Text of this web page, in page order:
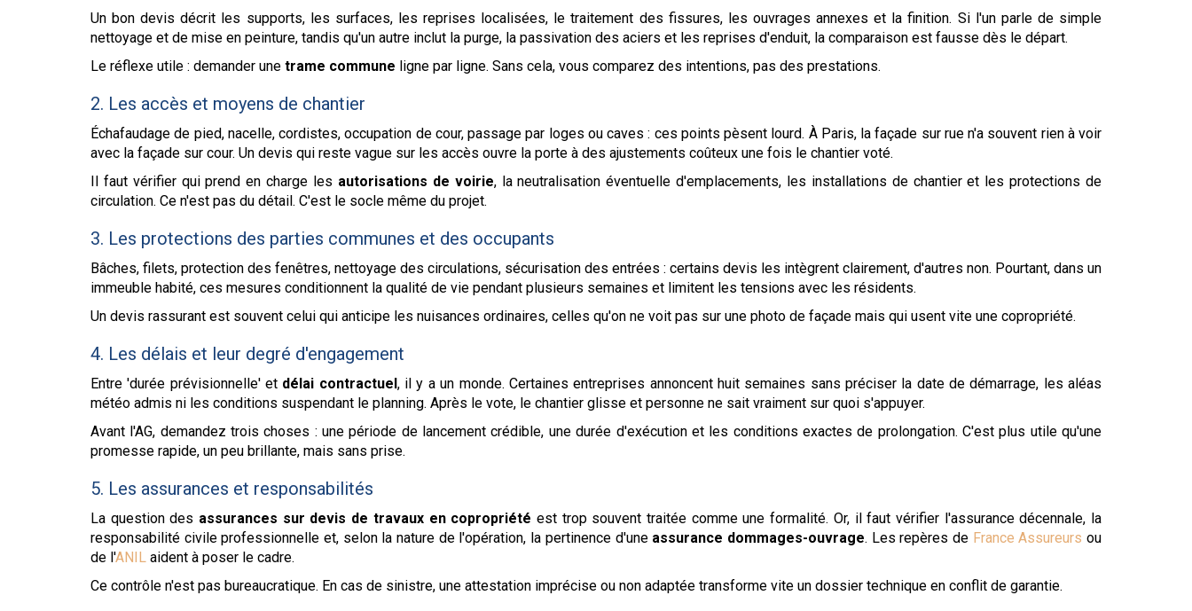
Un bon devis décrit les supports, les surfaces, les reprises localisées, le traitement des fissures, les ouvrages annexes et la finition. Si l'un parle de simple
nettoyage et de mise en peinture, tandis qu'un autre inclut la purge, la passivation des aciers et les reprises d'enduit, la comparaison est fausse dès le départ.
Le réflexe utile : demander une trame commune ligne par ligne. Sans cela, vous comparez des intentions, pas des prestations.
2. Les accès et moyens de chantier
Échafaudage de pied, nacelle, cordistes, occupation de cour, passage par loges ou caves : ces points pèsent lourd. À Paris, la façade sur rue n'a souvent rien à voir
avec la façade sur cour. Un devis qui reste vague sur les accès ouvre la porte à des ajustements coûteux une fois le chantier voté.
Il faut vérifier qui prend en charge les autorisations de voirie, la neutralisation éventuelle d'emplacements, les installations de chantier et les protections de
circulation. Ce n'est pas du détail. C'est le socle même du projet.
3. Les protections des parties communes et des occupants
Bâches, filets, protection des fenêtres, nettoyage des circulations, sécurisation des entrées : certains devis les intègrent clairement, d'autres non. Pourtant, dans un
immeuble habité, ces mesures conditionnent la qualité de vie pendant plusieurs semaines et limitent les tensions avec les résidents.
Un devis rassurant est souvent celui qui anticipe les nuisances ordinaires, celles qu'on ne voit pas sur une photo de façade mais qui usent vite une copropriété.
4. Les délais et leur degré d'engagement
Entre 'durée prévisionnelle' et délai contractuel, il y a un monde. Certaines entreprises annoncent huit semaines sans préciser la date de démarrage, les aléas
météo admis ni les conditions suspendant le planning. Après le vote, le chantier glisse et personne ne sait vraiment sur quoi s'appuyer.
Avant l'AG, demandez trois choses : une période de lancement crédible, une durée d'exécution et les conditions exactes de prolongation. C'est plus utile qu'une
promesse rapide, un peu brillante, mais sans prise.
5. Les assurances et responsabilités
La question des assurances sur devis de travaux en copropriété est trop souvent traitée comme une formalité. Or, il faut vérifier l'assurance décennale, la
responsabilité civile professionnelle et, selon la nature de l'opération, la pertinence d'une assurance dommages-ouvrage. Les repères de France Assureurs ou
de l'ANIL aident à poser le cadre.
Ce contrôle n'est pas bureaucratique. En cas de sinistre, une attestation imprécise ou non adaptée transforme vite un dossier technique en conflit de garantie.